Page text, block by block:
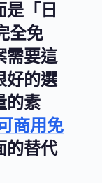
「日
全免
需要這
好的選
的素
商用免
的替代